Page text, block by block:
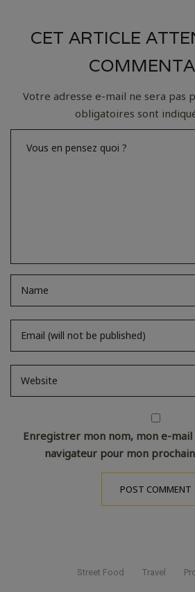
CET ARTICLE
Votre adresse e-mail ne sera pas
obligatoires sont
Enregistrer mon nom, mon e-
navigateur pour mon
Street Food Travel